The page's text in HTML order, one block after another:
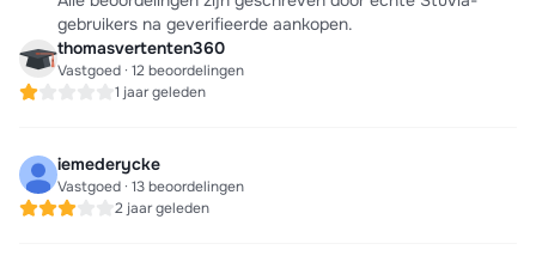
thomasvertenten360
Vastgoed · 12 beoordelingen
1 jaar geleden
iemederycke
Vastgoed · 13 beoordelingen
2 jaar geleden
gebruikers na geverifieerde aankopen.